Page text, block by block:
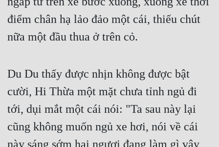
Đô Thị
Ngự Thú
Truyện Nam
điểm chân hạ lảo đảo một cái, thiếu chút
nữa một đầu thua ở trên cỏ.
Du Du thấy được nhịn không được bật
cười, Hi Thừa một mặt chưa tỉnh ngủ đi
tới, dụi mắt một cái nói: "Ta sau này lại
cũng không muốn ngủ xe hơi, nói về cái
này sáng sớm hai ngươi đang làm gì vậy